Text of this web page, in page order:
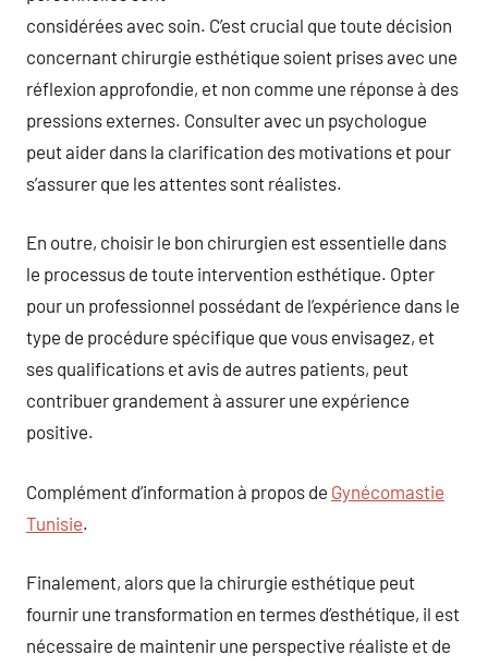
considérées avec soin. C’est crucial que toute décision
concernant chirurgie esthétique soient prises avec une
réflexion approfondie, et non comme une réponse à des
pressions externes. Consulter avec un psychologue
peut aider dans la clarification des motivations et pour
s’assurer que les attentes sont réalistes.
En outre, choisir le bon chirurgien est essentielle dans
le processus de toute intervention esthétique. Opter
pour un professionnel possédant de l’expérience dans le
type de procédure spécifique que vous envisagez, et
ses qualifications et avis de autres patients, peut
contribuer grandement à assurer une expérience
positive.
Complément d’information à propos de Gynécomastie
Tunisie.
Finalement, alors que la chirurgie esthétique peut
fournir une transformation en termes d’esthétique, il est
nécessaire de maintenir une perspective réaliste et de